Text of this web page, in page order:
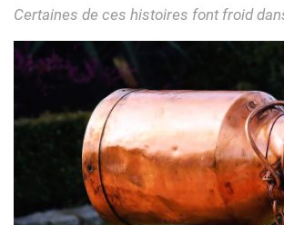
Certaines de ces histoires font froid